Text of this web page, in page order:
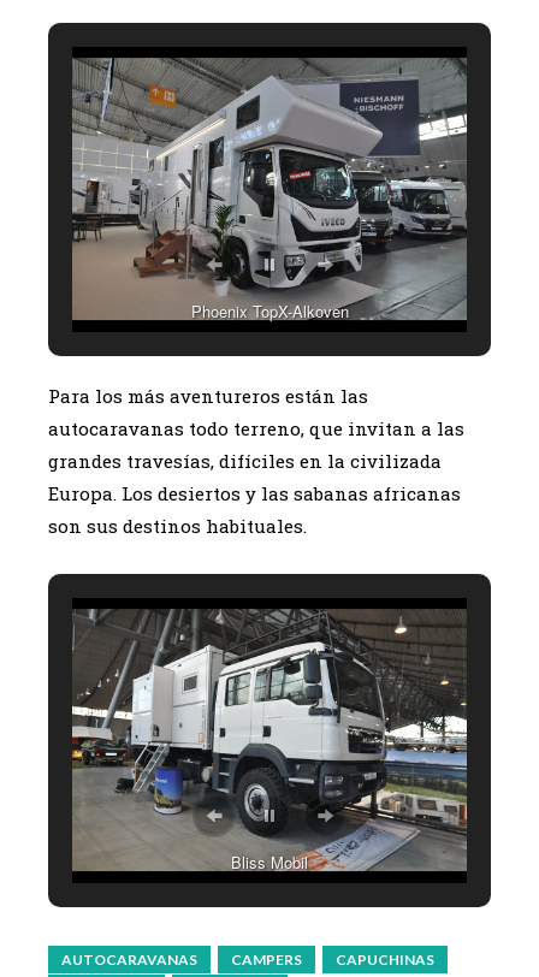
Phoenix TopX-Alkoven
Para los más aventureros están las
autocaravanas todo terreno, que invitan a las
grandes travesías, difíciles en la civilizada
Europa. Los desiertos y las sabanas africanas
son sus destinos habituales.
Bliss Mobil
AUTOCARAVANAS CAMPERS
CAPUCHINAS